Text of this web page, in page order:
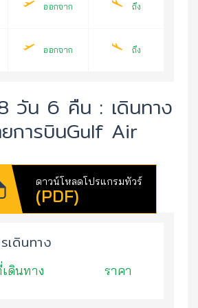
ออกจาก ถึง
ออกจาก ถึง
วัน 6 คืน : เดินทาง
การบินGulf Air
ดาวน์โหลดโปรแกรมทัวร์
(PDF)
เดินทาง
ดินทาง ราคา